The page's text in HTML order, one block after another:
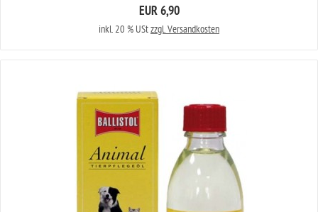
EUR 6,90
inkl. 20 % UStzzgl. Versandkosten